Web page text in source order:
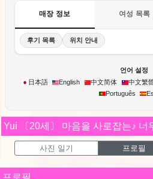
매장 정보 여성 목록
후기 목록 위치 안내
언어 설정
日本語
English 中文简体 中文繁
Português
Yui 〔20세〕 마음을 사로잡는♪ 너
사진 일기 프로필